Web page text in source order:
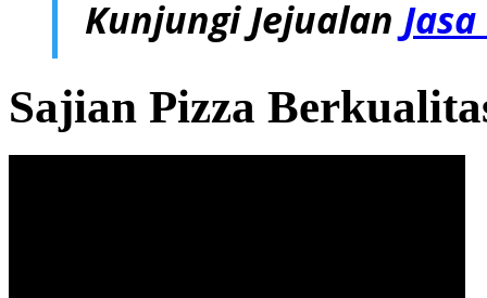
Kunjungi Jejualan
Sajian Pizza